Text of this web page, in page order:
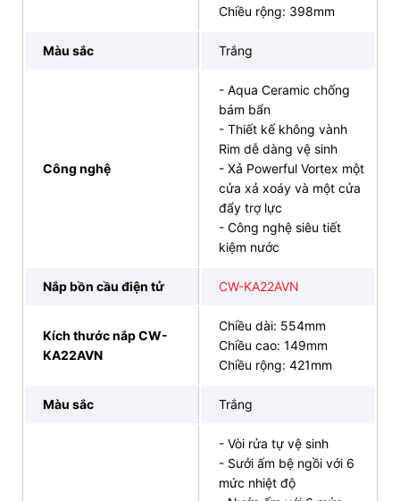
3. Bản vẽ bồn cầu 2 khối nắp điện tử INAX AC-
602+CW-KA22AVN
4. Yên tâm mua sắm bồn cầu INAX AC-
602+CW-KA22AVN chính hãng, giá tốt tại đại
Tìm kiếm một chiếc bồn cầu cao cấp với giá cả phải
chăng? INAX Bán Lẻ Tại Kho chính là địa chỉ tin cậy,
Chiều rộng: 398mm
Màu sắc Trắng
Công nghệ
- Aqua Ceramic chống
bám bẩn
- Thiết kế không vành
Rim dễ dàng vệ sinh
- Xả Powerful Vortex một
cửa xả xoáy và một cửa
đẩy trợ lực
- Công nghệ siêu tiết
kiệm nước
Nắp bồn cầu điện tử CW-KA22AVN
Kích thước nắp CW-
KA22AVN
Chiều dài: 554mm
Chiều cao: 149mm
Chiều rộng: 421mm
Màu sắc Trắng
- Vòi rửa tự vệ sinh
- Sưởi ấm bệ ngồi với 6
mức nhiệt độ